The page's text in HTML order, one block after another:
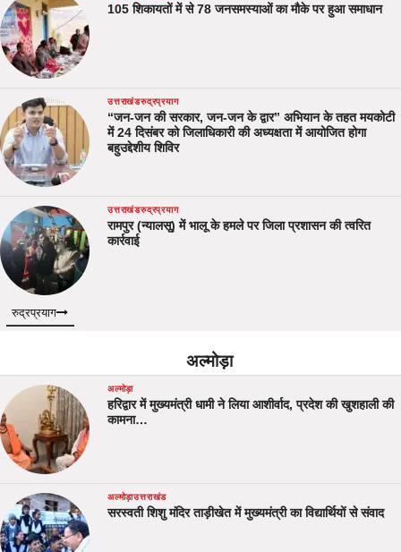
105 शिकायतों में से 78 जनसमस्याओं का मौके पर हुआ समाधान
उत्तराखंडरुद्रप्रयाग
“जन-जन की सरकार, जन-जन के द्वार” अभियान के तहत मयकोटी
में 24 दिसंबर को जिलाधिकारी की अध्यक्षता में आयोजित होगा
बहुउद्देशीय शिविर
उत्तराखंडरुद्रप्रयाग
रामपुर (न्यालसू) में भालू के हमले पर जिला प्रशासन की त्वरित
कार्रवाई
रुद्रप्रयाग
अल्मोड़ा
अल्मोड़ा
हरिद्वार में मुख्यमंत्री धामी ने लिया आशीर्वाद, प्रदेश की खुशहाली की
कामना…
अल्मोड़ाउत्तराखंड
सरस्वती शिशु मंदिर ताड़ीखेत में मुख्यमंत्री का विद्यार्थियों से संवाद